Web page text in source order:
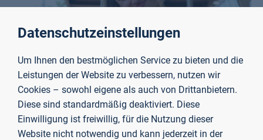
Foto: Dirk Gantenberg
Datenschutzeinstellungen
Um Ihnen den bestmöglichen Service zu bieten und die
Leistungen der Website zu verbessern, nutzen wir
Cookies – sowohl eigene als auch von Drittanbietern.
Diese sind standardmäßig deaktiviert. Diese
Einwilligung ist freiwillig, für die Nutzung dieser
Website nicht notwendig und kann jederzeit in der